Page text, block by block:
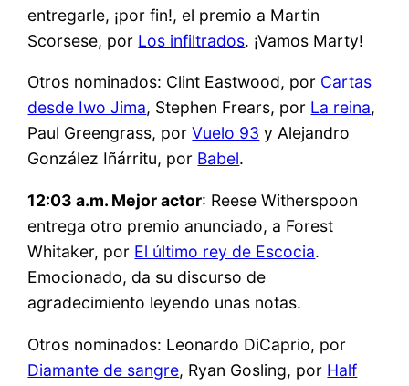
entregarle, ¡por fin!, el premio a Martin
Scorsese, por Los infiltrados. ¡Vamos Marty!
Otros nominados: Clint Eastwood, por Cartas
desde Iwo Jima, Stephen Frears, por La reina,
Paul Greengrass, porVuelo 93 y Alejandro
González Iñárritu, por Babel.
12:03 a.m. Mejor actor: Reese Witherspoon
entrega otro premio anunciado, a Forest
Whitaker, por El último rey de Escocia.
Emocionado, da su discurso de
agradecimiento leyendo unas notas.
Otros nominados: Leonardo DiCaprio, por
Diamante de sangre, Ryan Gosling, por Half